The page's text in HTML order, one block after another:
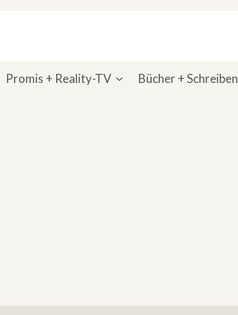
Promis + Reality-TV Bücher + Schreiben